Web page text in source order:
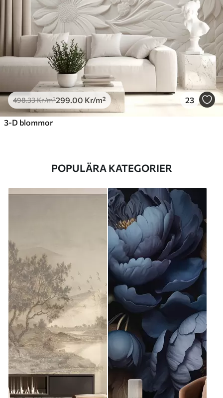
498.33Kr/m²299 .00 Kr/m² 23
3-D blommor
POPULÄRA KATEGORIER